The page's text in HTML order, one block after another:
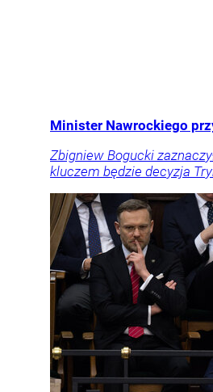
Minister Nawrockiego
Zbigniew Bogucki
kluczem będzie decyzja